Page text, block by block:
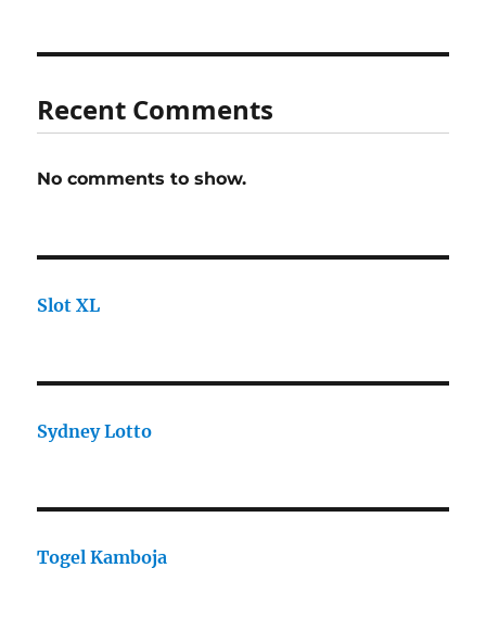
Recent Comments
No comments to show.
Slot XL
Sydney Lotto
Togel Kamboja